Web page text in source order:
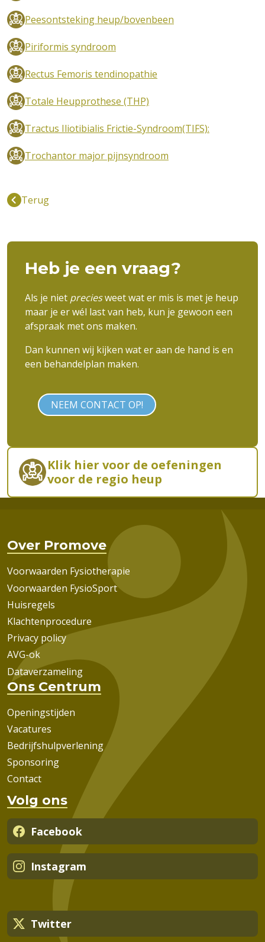
Peesontsteking heup/bovenbeen
Piriformis syndroom
Rectus Femoris tendinopathie
Totale Heupprothese (THP)
Tractus Iliotibialis Frictie-Syndroom(TIFS):
Trochantor major pijnsyndroom
Terug
Heb je een vraag?
Als je niet preciesweet wat er mis is met je heup
maar je er wél last van heb, kun je gewoon een
afspraak met ons maken.
Dan kunnen wij kijken wat er aan de hand is en
een behandelplan maken.
NEEM CONTACT OP!
Klik hier voor de oefeningen
voor de regio heup
Over Promove
Voorwaarden Fysiotherapie
Voorwaarden FysioSport
Huisregels
Klachtenprocedure
Privacy policy
AVG-ok
Dataverzameling
Ons Centrum
Openingstijden
Vacatures
Bedrijfshulpverlening
Sponsoring
Contact
Volg ons
Facebook
Instagram
Twitter